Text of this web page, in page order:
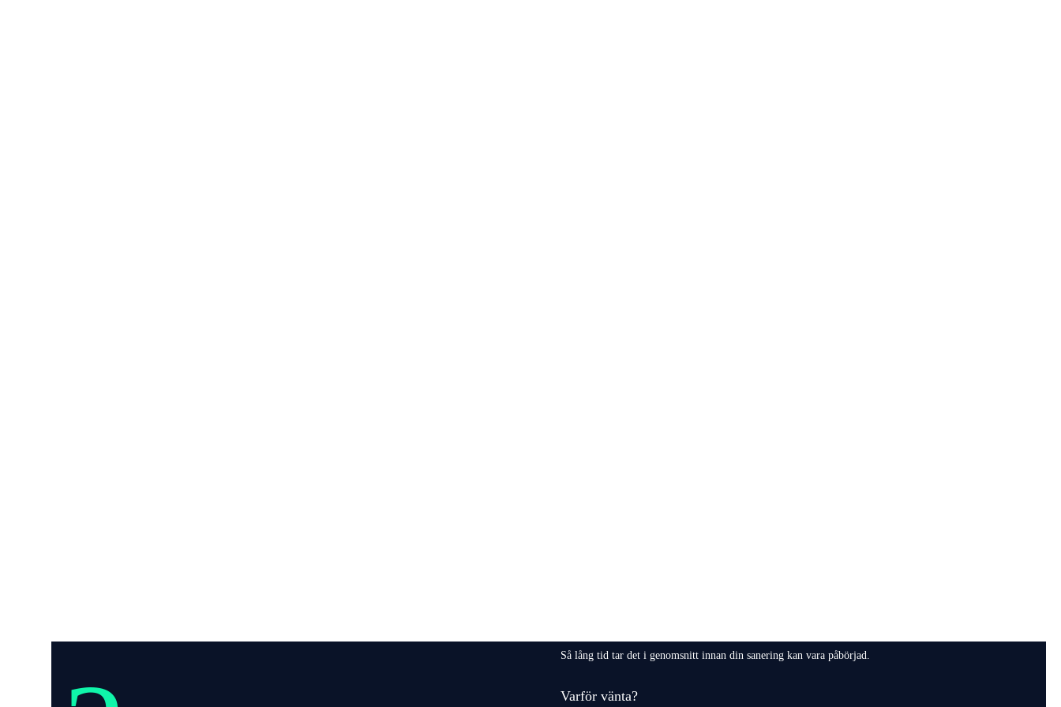
Så lång tid tar det i genomsnitt innan din sanering kan vara påbörjad.
Varför vänta?